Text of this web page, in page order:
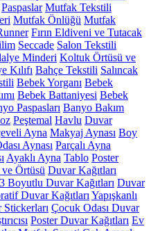
Paspaslar Mutfak Tekstili
Mutfak Önlüğü Mutfak
Fırın Eldiveni ve Tutacak
Seccade Salon Tekstili
Minderi Koltuk Örtüsü ve
Kılıfı Bahçe Tekstili Salıncak
Bebek Yorganı Bebek
Bebek Battaniyesi Bebek
Paspasları Banyo Bakım
Peştemal Havlu Duvar
Ayna Makyaj Aynası Boy
Aynası Parçalı Ayna
Ayaklı Ayna Tablo Poster
ve Örtüsü Duvar Kağıtları
3 Boyutlu Duvar Kağıtları Duvar
Duvar Kağıtları Yapışkanlı
Çocuk Odası Duvar
Poster Duvar Kağıtları Ev